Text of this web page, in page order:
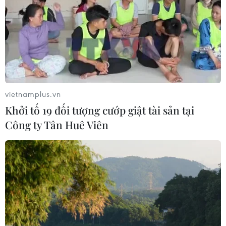
06/08/2026 06:31
Tây Ninh: Tạo điều kiện hình thành
doanh nghiệp công nghệ chiến lược
06/08/2026 04:45
Việt Nam hướng tới làm
chủ 10 công nghệ lõi vào năm 2030
06/08/2026 04:38
Ngày An ninh mạng Việt Nam: Kiến
tạo không gian mạng an toàn, nhân
vietnamplus.vn
Khởi tố 19 đối tượng cướp giật tài sản tại
Công ty Tân Huê Viên